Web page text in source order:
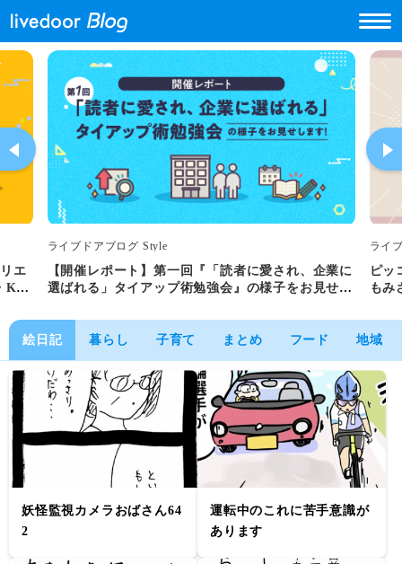
エ
KD
ライブドアブログ Style
【開催レポート】第一回『「読者に愛され、企業に
選ばれる」タイアップ術勉強会』の様子をお見せし
ライ
ピッ
もみ
絵日記 暮らし 子育て まとめ フード 地域
妖怪監視カメラおばさん64
2
運転中のこれに苦手意識が
あります